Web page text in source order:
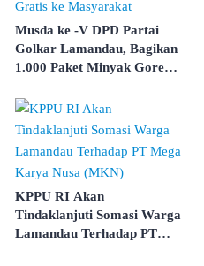
Musda ke -V DPD Partai
Golkar Lamandau, Bagikan
1.000 Paket Minyak Goreng
KPPU RI Akan
Tindaklanjuti Somasi Warga
Lamandau Terhadap PT